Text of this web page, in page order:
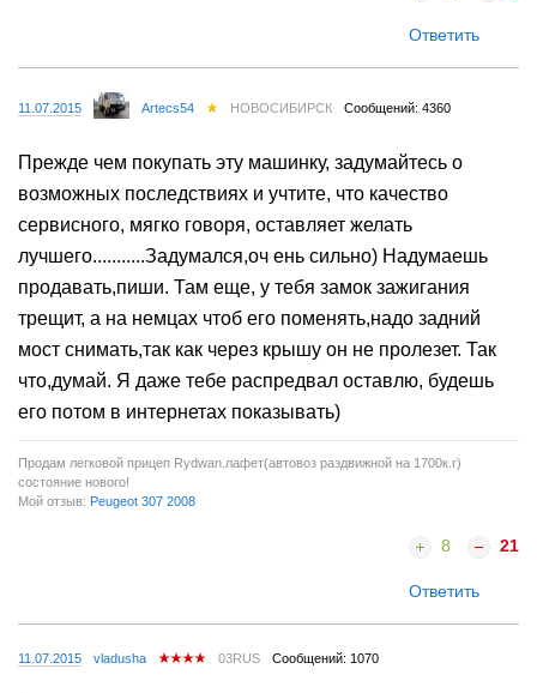
Ответить
11.07.2015 Artecs54 НОВОСИБИРСК Сообщений: 4360
Прежде чем покупать эту машинку, задумайтесь о
возможных последствиях и учтите, что качество
сервисного, мягко говоря, оставляет желать
лучшего...........Задумался,оч ень сильно) Надумаешь
продавать,пиши. Там еще, у тебя замок зажигания
трещит, а на немцах чтоб его поменять,надо задний
мост снимать,так как через крышу он не пролезет. Так
что,думай. Я даже тебе распредвал оставлю, будешь
его потом в интернетах показывать)
Продам легковой прицеп Rydwan.лафет(автовоз раздвижной на 1700к.г)
состояние нового!
Мой отзыв: Peugeot 307 2008
8 21
Ответить
11.07.2015 vladusha 03RUS Сообщений: 1070